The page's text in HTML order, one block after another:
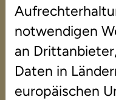
(m/
notwendigen
an
Daten in
europäischen